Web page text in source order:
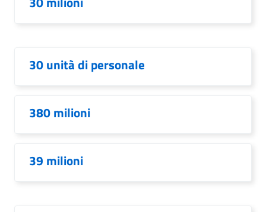
30 unità di personale
380 milioni
39 milioni